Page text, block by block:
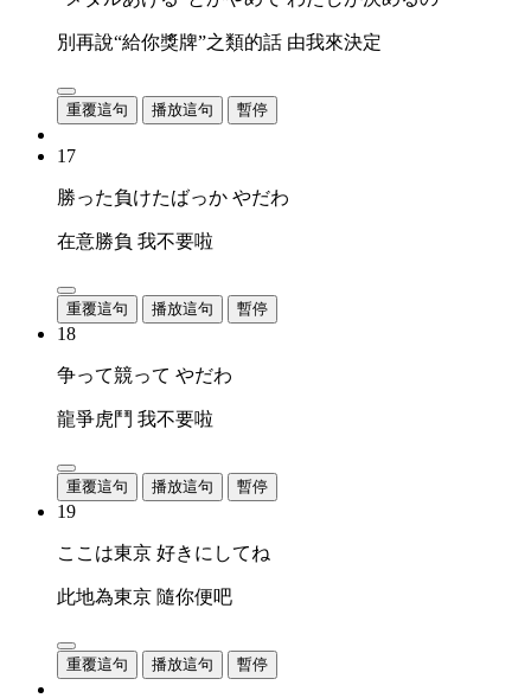
別再說“給你獎牌”之類的話 由我來決定
重覆這句 播放這句 暫停
17
勝った負けたばっか やだわ
在意勝負 我不要啦
重覆這句 播放這句 暫停
18
争って競って やだわ
龍爭虎鬥 我不要啦
重覆這句 播放這句 暫停
19
ここは東京 好きにしてね
此地為東京 隨你便吧
重覆這句 播放這句 暫停